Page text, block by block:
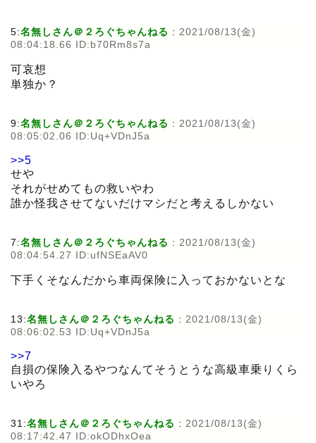
5:名無しさん＠２ろぐちゃんねる : 2021/08/13(金)
08:04:18.66 ID:b70Rm8s7a
可哀想
単独か？
9:名無しさん＠２ろぐちゃんねる : 2021/08/13(金)
08:05:02.06 ID:Uq+VDnJ5a
>>5
せや
それがせめてもの救いやわ
誰か怪我させてないだけマシだと考えるしかない
7:名無しさん＠２ろぐちゃんねる : 2021/08/13(金)
08:04:54.27 ID:ufNSEaAV0
下手くそなんだから車両保険に入っておかないとな
13:名無しさん＠２ろぐちゃんねる : 2021/08/13(金)
08:06:02.53 ID:Uq+VDnJ5a
>>7
自損の保険入るやつなんてそうとうな高級車乗りくら
いやろ
31:名無しさん＠２ろぐちゃんねる : 2021/08/13(金)
08:17:42.47 ID:okODhxOea